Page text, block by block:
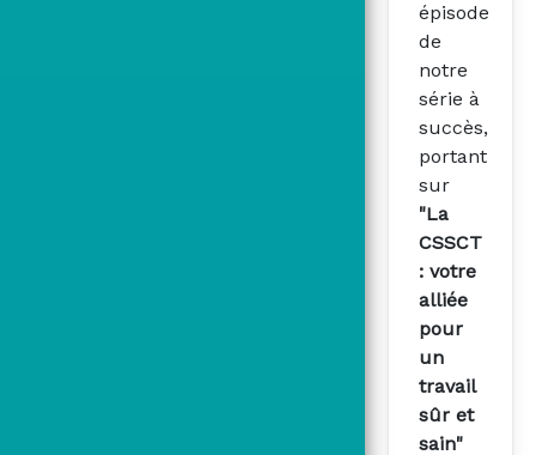
épisode
de
notre
série à
succès,
portant
sur
"La
CSSCT
: votre
alliée
pour
un
travail
sûr et
sain"